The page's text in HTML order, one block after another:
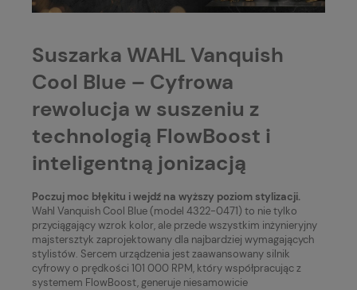
Suszarka WAHL Vanquish
Cool Blue – Cyfrowa
rewolucja w suszeniu z
technologią FlowBoost i
inteligentną jonizacją
Poczuj moc błękitu i wejdź na wyższy poziom stylizacji.
Wahl Vanquish Cool Blue (model 4322-0471) to nie tylko
przyciągający wzrok kolor, ale przede wszystkim inżynieryjny
majstersztyk zaprojektowany dla najbardziej wymagających
stylistów. Sercem urządzenia jest zaawansowany silnik
cyfrowy o prędkości 101 000 RPM, który współpracując z
systemem FlowBoost, generuje niesamowicie